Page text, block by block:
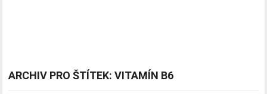
ARCHIV PRO ŠTÍTEK: VITAMÍN B6